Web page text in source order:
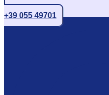
+39 055 49701